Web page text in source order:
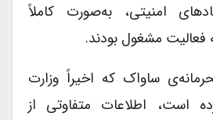
امنیتی، به‌صورت کاملاً
فعالیت مشغول بودند.
ساواک که اخیراً وزارت
است، اطلاعات متفاوتی از